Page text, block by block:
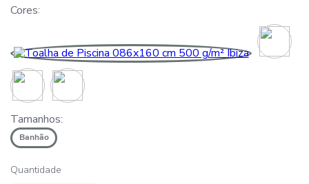
Cores
Tamanhos:
Banhão
Quantidade